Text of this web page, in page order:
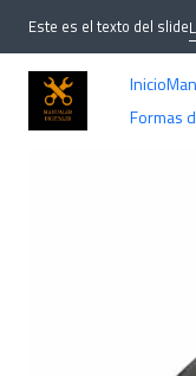
Inicio
Formas
Este es el texto del slide